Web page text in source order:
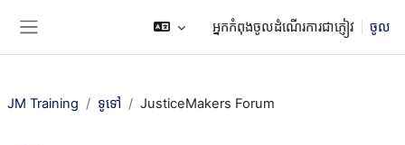
អ្នកកំពុងចូលដំណើរការជាភ្ញៀវ ចូល
JM Training ទូទៅ JusticeMakers Forum